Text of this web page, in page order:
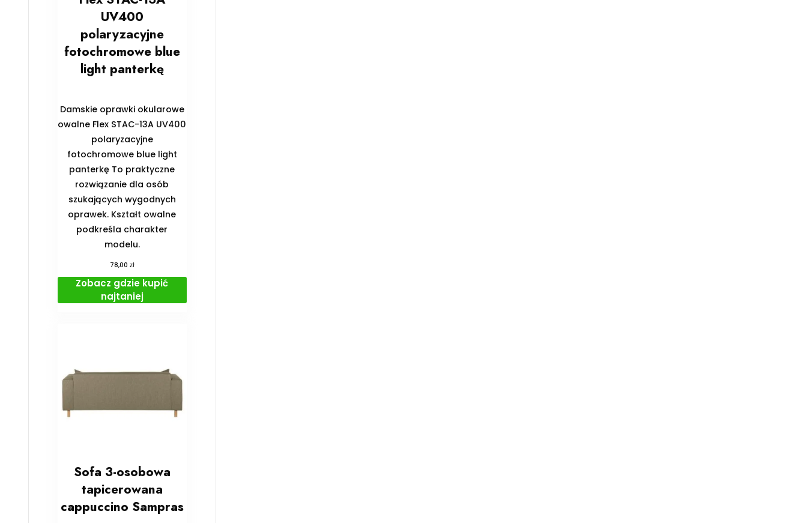
UV400
polaryzacyjne
fotochromowe blue
light panterkę
Damskie oprawki okularowe
owalne Flex STAC-13A UV400
polaryzacyjne
fotochromowe blue light
panterkę To praktyczne
rozwiązanie dla osób
szukających wygodnych
oprawek. Kształt owalne
podkreśla charakter
modelu.
78,00 zł
Zobacz gdzie kupić
najtaniej
Sofa 3-osobowa
tapicerowana
cappuccino Sampras